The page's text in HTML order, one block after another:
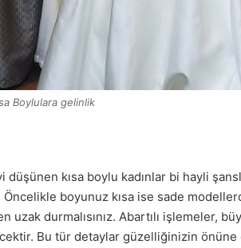
Boylulara gelinlik
düşünen kısa boylu kadınlar bi hayli
boyunuz kısa ise sade
uzak durmalısınız. Abartılı işlemeler,
Bu tür detaylar güzelliğinizin